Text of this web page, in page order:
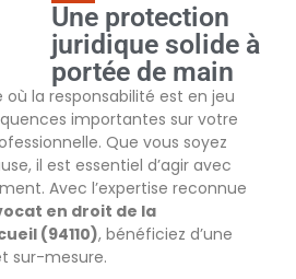
Une protection
juridique solide à
portée de main
la responsabilité est en jeu
importantes sur votre
Que vous soyez
il est essentiel d’agir avec
Avec l’expertise reconnue
en droit de la
(94110), bénéficiez d’une
sur-mesure.